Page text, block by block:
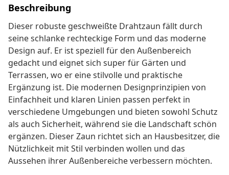
Beschreibung
Dieser robuste geschweißte Drahtzaun fällt durch
seine schlanke rechteckige Form und das moderne
Design auf. Er ist speziell für den Außenbereich
gedacht und eignet sich super für Gärten und
Terrassen, wo er eine stilvolle und praktische
Ergänzung ist. Die modernen Designprinzipien von
Einfachheit und klaren Linien passen perfekt in
verschiedene Umgebungen und bieten sowohl Schutz
als auch Sicherheit, während sie die Landschaft schön
ergänzen. Dieser Zaun richtet sich an Hausbesitzer, die
Nützlichkeit mit Stil verbinden wollen und das
Aussehen ihrer Außenbereiche verbessern möchten.